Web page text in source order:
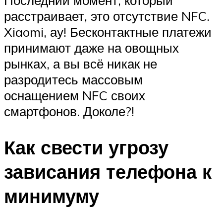
расстраивает, это отсутствие NFC.
Xiaomi, ау! Бесконтактные платежи
принимают даже на овощных
рынках, а вы всё никак не
разродитесь массовым
оснащением NFC своих
смартфонов. Доколе?!
Как свести угрозу
зависания телефона к
минимуму